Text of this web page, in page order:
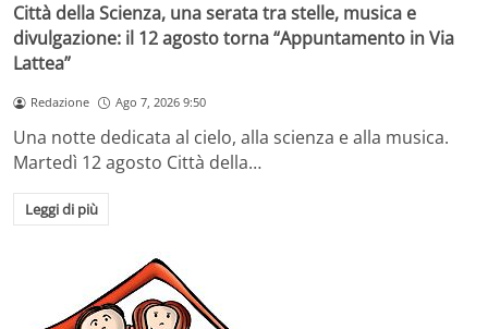
Città della Scienza, una serata tra stelle, musica e
divulgazione: il 12 agosto torna “Appuntamento in Via
Lattea”
Redazione Ago 7, 2026 9:50
Una notte dedicata al cielo, alla scienza e alla musica.
Martedì 12 agosto Città della…
Leggi di più